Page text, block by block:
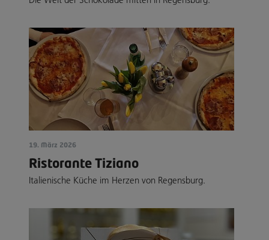
19. März 2026
Ristorante Tiziano
Italienische Küche im Herzen von Regensburg.